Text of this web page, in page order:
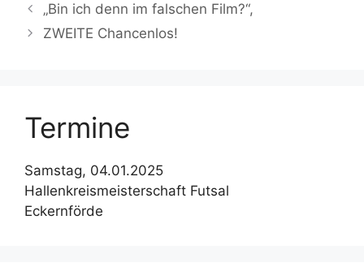
„Bin ich denn im falschen Film?“,
ZWEITE Chancenlos!
Termine
Samstag, 04.01.2025
Hallenkreismeisterschaft Futsal
Eckernförde